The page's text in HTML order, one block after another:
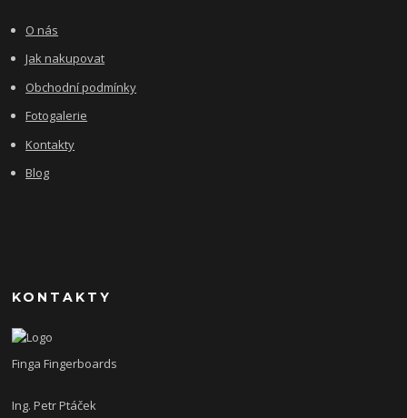
O nás
Jak nakupovat
Obchodní podmínky
Fotogalerie
Kontakty
Blog
KONTAKTY
Finga Fingerboards
Ing. Petr Ptáček